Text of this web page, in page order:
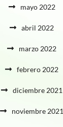
mayo 2022
abril 2022
marzo 2022
febrero 2022
diciembre 2021
noviembre 2021